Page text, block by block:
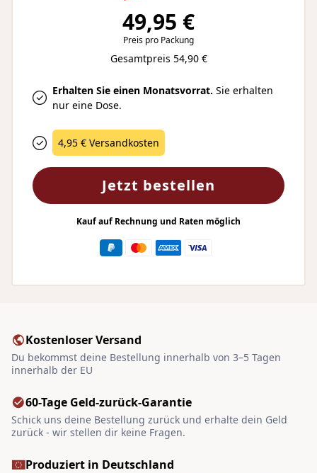
49,95 €
Preis pro Packung
Gesamtpreis 54,90 €
Erhalten Sie einen Monatsvorrat. Sie erhalten
nur eine Dose.
4,95 € Versandkosten
Jetzt bestellen
Kauf auf Rechnung und Raten möglich
Kostenloser Versand
Du bekommst deine Bestellung innerhalb von 3–5 Tagen
innerhalb der EU
60-Tage Geld-zurück-Garantie
Schick uns deine Bestellung zurück und erhalte dein Geld
zurück - wir stellen dir keine Fragen.
Produziert in Deutschland